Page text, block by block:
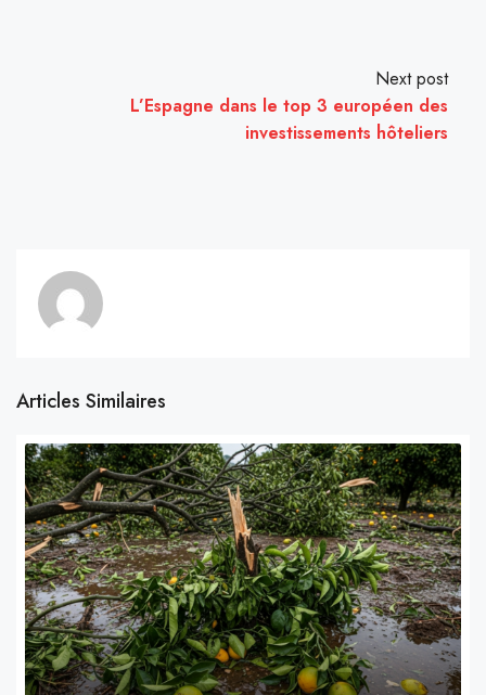
Next post
L’Espagne dans le top 3 européen des
investissements hôteliers
Articles Similaires